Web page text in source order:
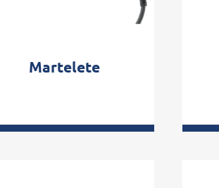
Martelete